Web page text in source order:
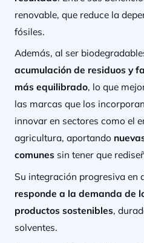
renovable, que reduce la
fósiles.
Además, al ser
acumulación de residuos y
más equilibrado, lo que
las marcas que los
innovar en sectores como el
agricultura, aportando
comunessin tener que
Su integración progresiva en
responde a la demanda de
productos sostenibles,
solventes.